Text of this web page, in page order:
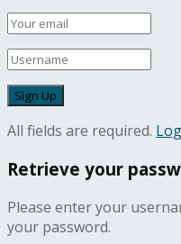
All fields are required.
Retrieve your
Please enter your
your password.